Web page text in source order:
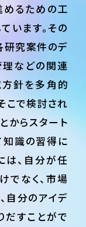
るための工
います。その
研究案件のデ
理などの関連
針を多角的
こで検討され
からスタート
知識の習得に
は、自分が任
でなく、市場
自分のアイデ
だすことがで